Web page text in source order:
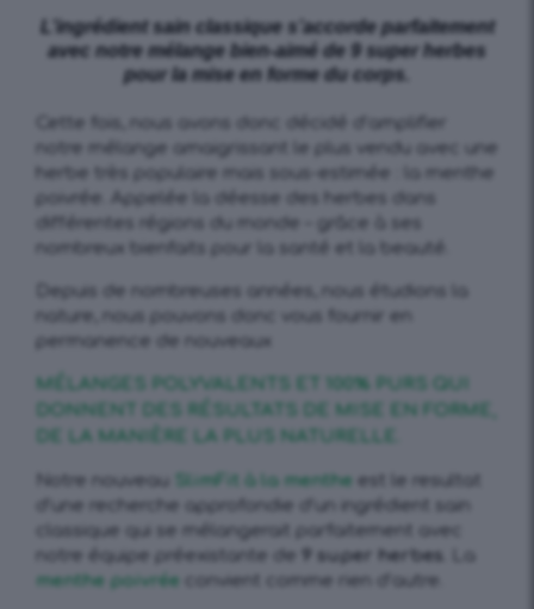
L’ingrédient sain classique s’accorde parfaitement
avec notre mélange bien-aimé de 9 super herbes
pour la mise en forme du corps.
Cette fois, nous avons donc décidé d’amplifier
notre mélange amaigrissant le plus vendu avec une
herbe très populaire mais sous-estimée : la menthe
poivrée. Appelée la déesse des herbes dans
différentes régions du monde – grâce à ses
nombreux bienfaits pour la santé et la beauté.
Depuis de nombreuses années, nous étudions la
nature, nous pouvons donc vous fournir en
permanence de nouveaux
MÉLANGES POLYVALENTS ET 100% PURS QUI
DONNENT DES RÉSULTATS DE MISE EN FORME,
DE LA MANIÈRE LA PLUS NATURELLE.
Notre nouveau SlimFit à la menthe est le resultat
d’une recherche approfondie d’un ingrédient sain
classique qui se mélangerait parfaitement avec
notre équipe préexistante de
9 super herbes
menthe poivrée convient comme rien d’autre.